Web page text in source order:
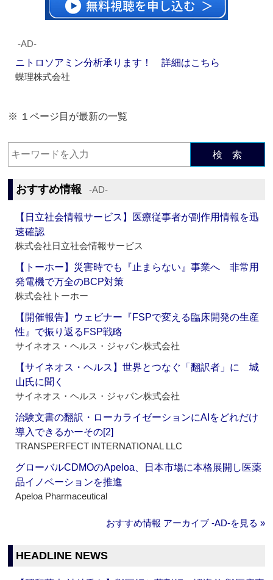
‐AD‐
ニトロソアミン分析承ります！ 詳細はこちら
蝶理株式会社
※ １ページ目が最新の一覧
検 索
おすすめ情報 ‐AD‐
【日立社会情報サービス】医療従事者が副作用情報を迅
速確認
株式会社日立社会情報サービス
【トーホー】災害時でも『止まらない』事業へ 非常用
発電機で万全のBCP対策
株式会社トーホー
【開催報告】ウェビナー『FSPで変える臨床開発の生産
性』で振り返るFSP戦略
サイネオス・ヘルス・ジャパン株式会社
【サイネオス・ヘルス】世界とつなぐ「翻訳者」に 城
山氏に聞く
サイネオス・ヘルス・ジャパン株式会社
治験文書の翻訳・ローカライゼーションにAIをどれだけ
導入できるかーその[2]
TRANSPERFECT INTERNATIONAL LLC
グローバルCDMOのApeloa、日本市場に本格展開し医薬
品イノベーションを推進
Apeloa Pharmaceutical
おすすめ情報 アーカイブ ‐AD‐を見る »
HEADLINE NEWS